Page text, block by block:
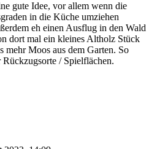
gute Idee, vor allem wenn die
in die Küche umziehen
eh einen Ausflug in den Wald
dort mal ein kleines Altholz Stück
mehr Moos aus dem Garten. So
/ Spielflächen.